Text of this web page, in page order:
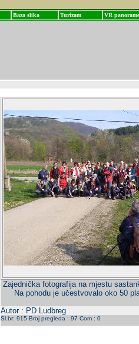
Baza slika Turizam VR panorame
Zajednička fotografija na mjestu
Na pohodu je učestvovalo oko 50
Autor : PD Ludbreg
Sl.br: 915 Broj pregleda : 97 Com : 0